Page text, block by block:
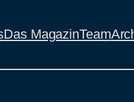
Das MagazinTeam